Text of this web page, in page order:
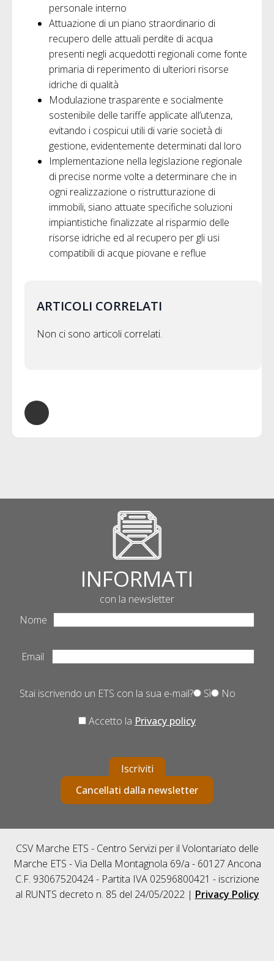
personale interno
Attuazione di un piano straordinario di
recupero delle attuali perdite di acqua
presenti negli acquedotti regionali come fonte
primaria di reperimento di ulteriori risorse
idriche di qualità
Modulazione trasparente e socialmente
sostenibile delle tariffe applicate all’utenza,
evitando i cospicui utili di varie società di
gestione, evidentemente determinati dal loro
Implementazione nella legislazione regionale
di precise norme volte a determinare che in
ogni realizzazione o ristrutturazione di
immobili, siano attuate specifiche soluzioni
impiantistiche finalizzate al risparmio delle
risorse idriche ed al recupero per gli usi
compatibili di acque piovane e reflue
ARTICOLI CORRELATI
Non ci sono articoli correlati.
INFORMATI
con la newsletter
Nome
Email
Stai iscrivendo un ETS con la sua e-mail? Sì No
Accetto la Privacy policy
Iscriviti
Cancellati dalla newsletter
CSV Marche ETS - Centro Servizi per il Volontariato delle
Marche ETS - Via Della Montagnola 69/a - 60127 Ancona
C.F. 93067520424 - Partita IVA 02596800421 - iscrizione
al RUNTS decreto n. 85 del 24/05/2022 | Privacy Policy